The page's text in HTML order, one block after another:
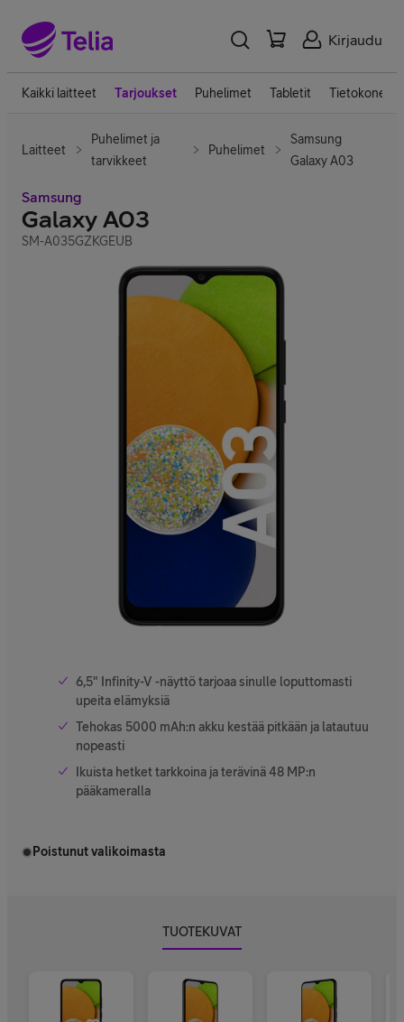
Kirjaudu
Kaikki laitteet Tarjoukset Puhelimet Tabletit Tietokoneet
Laitteet
Puhelimet ja
tarvikkeet
Puhelimet
Samsung
Galaxy A03
Samsung
Galaxy A03
SM-A035GZKGEUB
6,5" Infinity-V -näyttö tarjoaa sinulle loputtomasti
upeita elämyksiä
Tehokas 5000 mAh:n akku kestää pitkään ja latautuu
nopeasti
Ikuista hetket tarkkoina ja terävinä 48 MP:n
pääkameralla
Poistunut valikoimasta
TUOTEKUVAT